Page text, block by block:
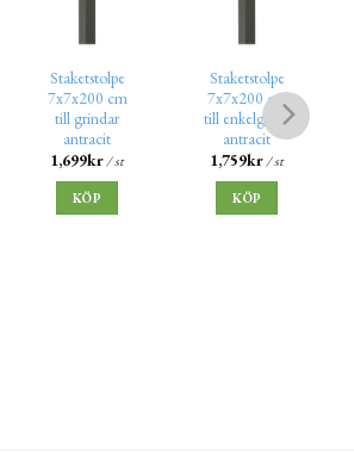
Staketstolpe
7x7x200 cm
till grindar
antracit
1,699kr/ st
KÖP
Staketstolpe
7x7x200 cm
till enkelgrind
antracit
1,759kr/ st
KÖP